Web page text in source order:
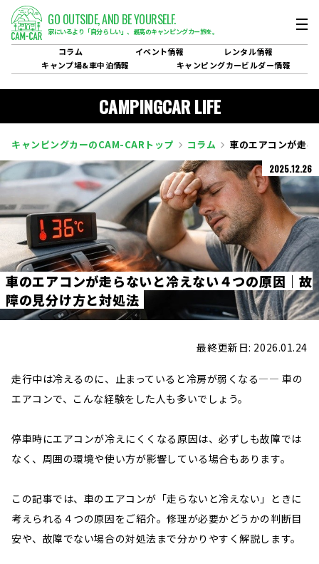
GO OUTSIDE,AND BE YOURSELF.
家にいるより「自分らしい」、 最高のキャンピングカー旅を。
コラム イベント情報 レンタル情報
キャンプ場&車中泊情報 キャンピングカービルダー情報
CAMPINGCAR LIFE
キャンピングカーのCAM-CARトップ コラム 車のエアコンが走
2025.12.26
車のエアコンが走らないと冷えない４つの原因 ｜故
障の見分け方と対処法
最終更新日: 2026.01.24
走行中は冷えるのに、止まっていると冷房が弱くなる—― 車の
エアコンで、こんな経験をした人も多いでしょう。
停車時にエアコンが冷えにくくなる原因は、必ずしも故障では
なく、周囲の環境や使い方が影響している場合もあります。
この記事では、車のエアコンが「走らないと冷えない」ときに
考えられる４つの原因をご紹介。修理が必要かどうかの判断目
安や、故障でない場合の対処法まで分かりやすく解説します。